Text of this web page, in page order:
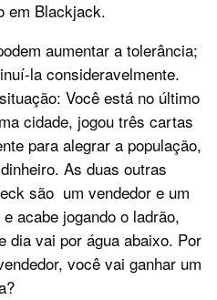
em Blackjack.
aumentar a tolerância;
la consideravelmente.
Você está no último
cidade, jogou três cartas
para alegrar a população,
As duas outras
são um vendedor e um
acabe jogando o ladrão,
dia vai por água abaixo. Por
você vai ganhar um